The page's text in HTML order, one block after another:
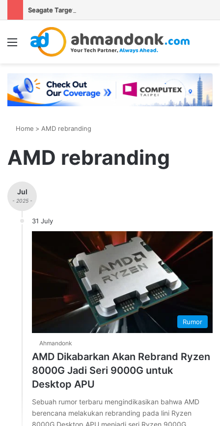
Menu
Home > AMD rebranding
AMD rebranding
Jul
- 2025 -
31 July
Rumor
Ahmandonk
AMD Dikabarkan Akan Rebrand Ryzen
8000G Jadi Seri 9000G untuk
Desktop APU
Sebuah rumor terbaru mengindikasikan bahwa AMD
berencana melakukan rebranding pada lini Ryzen